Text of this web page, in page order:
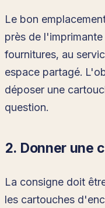
Le bon
près de
fournitures, au
espace partagé.
déposer une
question.
2. Donner une
La consigne doit
les cartouches